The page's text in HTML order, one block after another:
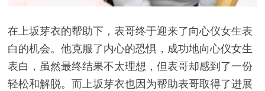
在上坂芽衣的帮助下，表哥终于迎来了向心仪女生表
白的机会。他克服了内心的恐惧，成功地向心仪女生
表白，虽然最终结果不太理想，但表哥却感到了一份
轻松和解脱。而上坂芽衣也因为帮助表哥取得了进展